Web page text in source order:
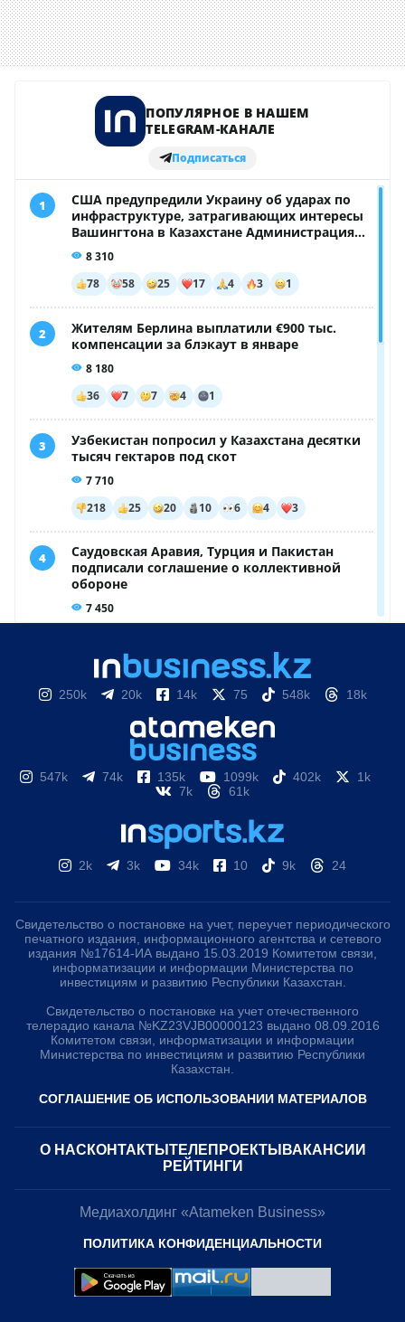
250k 20k 14k 75 548k 18k
547k 74k 135k 1099k 402k
1k
7k
61k
2k 3k 34k 10 9k 24
Свидетельство о постановке на учет, переучет периодического
печатного издания, информационного агентства и сетевого
издания №17614-ИА выдано 15.03.2019 Комитетом связи,
информатизации и информации Министерства по
инвестициям и развитию Республики Казахстан.
Свидетельство о постановке на учет отечественного
телерадио канала №KZ23VJB00000123 выдано 08.09.2016
Комитетом связи, информатизации и информации
Министерства по инвестициям и развитию Республики
Казахстан.
СОГЛАШЕНИЕ ОБ ИСПОЛЬЗОВАНИИ МАТЕРИАЛОВ
О НАС КОНТАКТЫ ТЕЛЕПРОЕКТЫ ВАКАНСИИ
РЕЙТИНГИ
Медиахолдинг «Atameken Business»
ПОЛИТИКА КОНФИДЕНЦИАЛЬНОСТИ